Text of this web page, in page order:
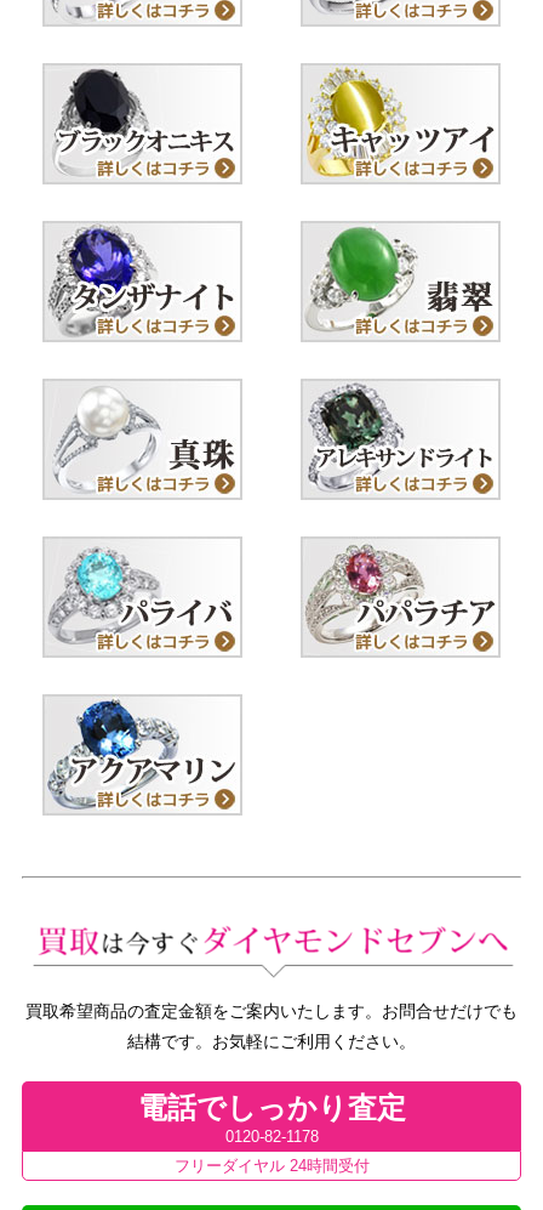
買取希望商品の査定金額をご案内いたします。お問合せだけでも
結構です。お気軽にご利用ください。
電話でしっかり査定
0120-82-1178
フリーダイヤル 24時間受付